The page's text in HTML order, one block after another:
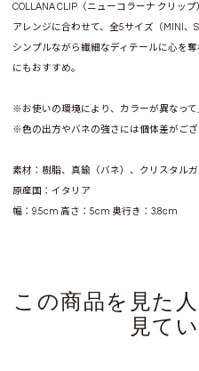
COLLANA CLIP（ニューコラーナ クリッ
アレンジに合わせて、全5サイズ（MINI、
シンプルながら繊細なディテールに心を
にもおすすめ。
※お使いの環境により、カラーが異なって
※色の出方やバネの強さには個体差がござ
素材：樹脂、真鍮（バネ）、クリスタルガ
原産国：イタリア
幅：9.5cm 高さ：5cm 奥行き：3.8cm
この商品を見た
見て